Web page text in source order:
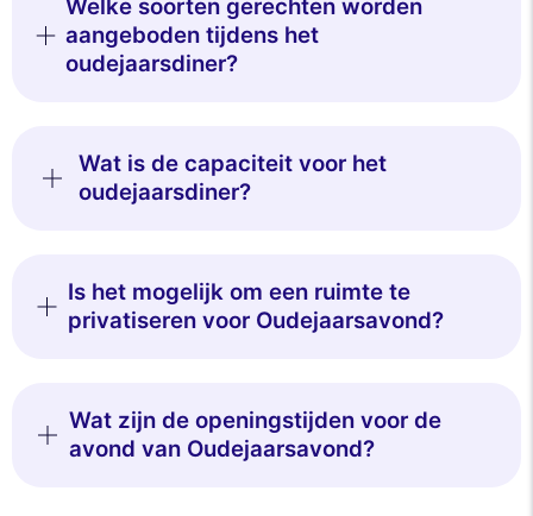
Welke soorten gerechten worden
aangeboden tijdens het
oudejaarsdiner?
Wat is de capaciteit voor het
oudejaarsdiner?
Is het mogelijk om een ruimte te
privatiseren voor Oudejaarsavond?
Wat zijn de openingstijden voor de
avond van Oudejaarsavond?